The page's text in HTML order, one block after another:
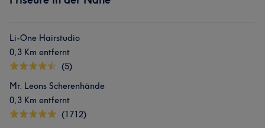
Li-One Hairstudio
0,3 Km entfernt
(5)
Mr. Leons Scherenhände
0,3 Km entfernt
(1712)